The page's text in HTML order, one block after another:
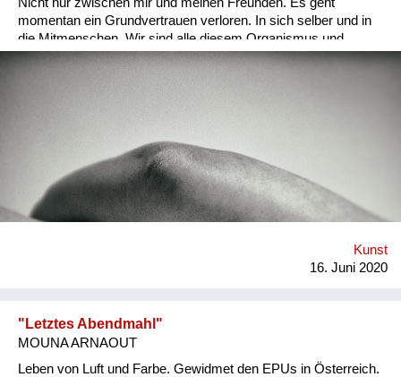
momentan ein Grundvertrauen verloren. In sich selber und in
die Mitmenschen. Wir sind alle diesem Organismus und
seinen Konsequenzen ausgeliefert, und müssen uns an so viel
neues Gewöhnen. Sanktionierte Intimität. Illegale
Stofffetzen verborgen. Laute Sprache und lautes Lachen sind
verpöhnt, wenn nicht schon unmöglich gedämpft hinter den
Masken.
Kunst
16. Juni 2020
"Letztes Abendmahl"
MOUNA ARNAOUT
Leben von Luft und Farbe. Gewidmet den EPUs in Österreich.